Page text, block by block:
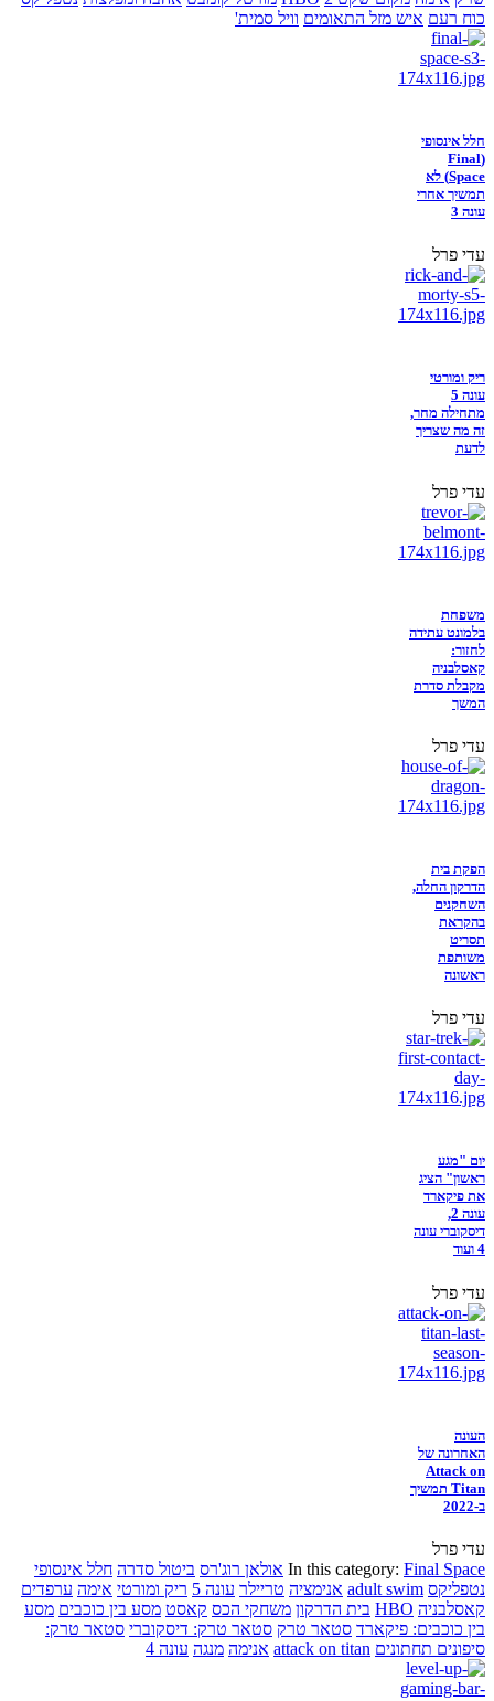
כוח רעם איש מזל התאומים וויל סמית'
חלל אינסופי
(Final
Space) לא
תמשיך אחרי
עונה 3
עדי פרל
ריק ומורטי
עונה 5
מתחילה מחר,
זה מה שצריך
לדעת
עדי פרל
משפחת
בלמונט עתידה
לחזור:
קאסלבניה
מקבלת סדרת
המשך
עדי פרל
הפקת בית
הדרקון החלה,
השחקנים
בהקראת
תסריט
משותפת
ראשונה
עדי פרל
יום "מגע
ראשון" הציג
את פיקארד
עונה 2,
דיסקוברי עונה
4 ועוד
עדי פרל
העונה
האחרונה של
Attack on
Titan תמשיך
ב-2022
עדי פרל
In this category: Final Space אולאן רוג'רס ביטול סדרה חלל אינסופי
נטפליקס adult swim אנימציה טריילר עונה 5 ריק ומורטי אימה ערפדים
קאסלבניה HBO בית הדרקון משחקי הכס קאסט מסע בין כוכבים מסע
בין כוכבים: פיקארד סטאר טרק סטאר טרק: דיסקוברי סטאר טרק:
סיפונים תחתונים attack on titan אנימה מנגה עונה 4